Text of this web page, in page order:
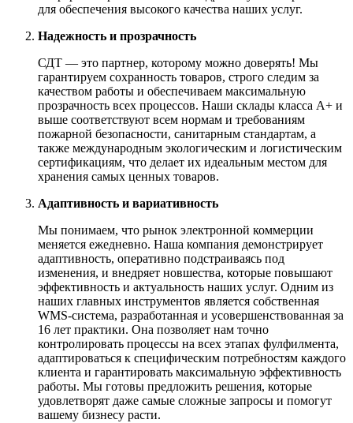
для обеспечения высокого качества наших услуг.
Надежность и прозрачность
СДТ — это партнер, которому можно доверять! Мы
гарантируем сохранность товаров, строго следим за
качеством работы и обеспечиваем максимальную
прозрачность всех процессов. Наши склады класса А+ и
выше соответствуют всем нормам и требованиям
пожарной безопасности, санитарным стандартам, а
также международным экологическим и логистическим
сертификациям, что делает их идеальным местом для
хранения самых ценных товаров.
Адаптивность и вариативность
Мы понимаем, что рынок электронной коммерции
меняется ежедневно. Наша компания демонстрирует
адаптивность, оперативно подстраиваясь под
изменения, и внедряет новшества, которые повышают
эффективность и актуальность наших услуг. Одним из
наших главных инструментов является собственная
WMS-система, разработанная и усовершенствованная за
16 лет практики. Она позволяет нам точно
контролировать процессы на всех этапах фулфилмента,
адаптироваться к специфическим потребностям каждого
клиента и гарантировать максимальную эффективность
работы. Мы готовы предложить решения, которые
удовлетворят даже самые сложные запросы и помогут
вашему бизнесу расти.